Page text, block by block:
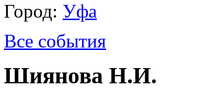
Город: Уфа
Все события
Шиянова Н.И.